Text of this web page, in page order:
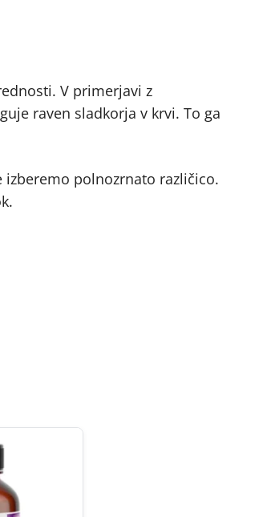
V primerjavi z
raven sladkorja v krvi. To ga
polnozrnato različico.